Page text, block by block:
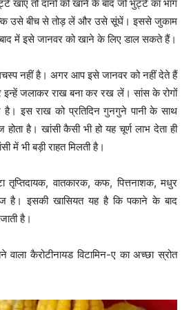
खाएं तो दानों को खाने के बाद जो भुट्टे का भाग
उसे बीच से तोड़ लें और उसे सूंघें। इससे जुकाम
बाद में इसे जानवर को खाने के लिए डाल सकते हैं।
नहीं है। अगर आप इसे जानवर को नहीं देते हैं
जलाकर राख बना कर रख लें। सांस के रोगों
है। इस राख को प्रतिदिन गुनगुने पानी के साथ
है। खांसी कैसी भी हो यह चूर्ण लाभ देता ही
में भी बड़ी राहत मिलती है।
वातकारक, कफ, पित्तनाशक, मधुर
है। इसकी खासियत यह है कि पकाने के बाद
है।
कैरोटीनायड विटामिन-ए का अच्छा स्रोत